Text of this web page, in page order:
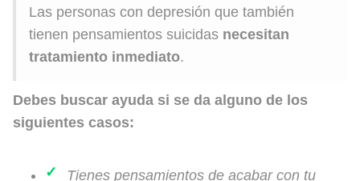
Las personas con depresión que también
tienen pensamientos suicidas necesitan
tratamiento inmediato.
Debes buscar ayuda si se da alguno de los
siguientes casos:
Tienes pensamientos de acabar con tu